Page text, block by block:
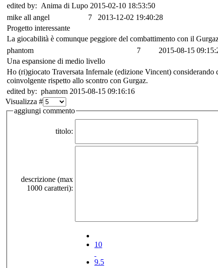
edited by: Anima di Lupo 2015-02-10 18:53:50
mike all angel
7
2013-12-02 19:40:28
Progetto interessante
La giocabilità è comunque peggiore del combattimento con il
phantom
7
2015-08-15
Una espansione di medio livello
Ho (ri)giocato Traversata Infernale (edizione Vincent) considerando
coinvolgente rispetto allo scontro con Gurgaz.
edited by: phantom 2015-08-15 09:16:16
Visualizza #
aggiungi commento
titolo:
descrizione (max
1000 caratteri):
10
9.5